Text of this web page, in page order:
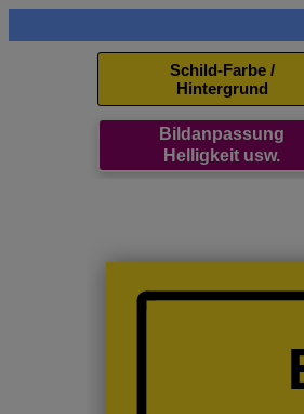
Schild-Farbe /
Hintergrund
Bildanpassung
Helligkeit usw.